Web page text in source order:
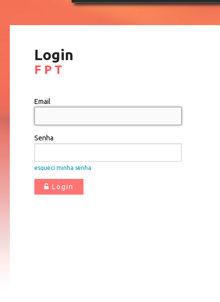
Login
F P T
Email
Senha
esqueci minha senha
Login